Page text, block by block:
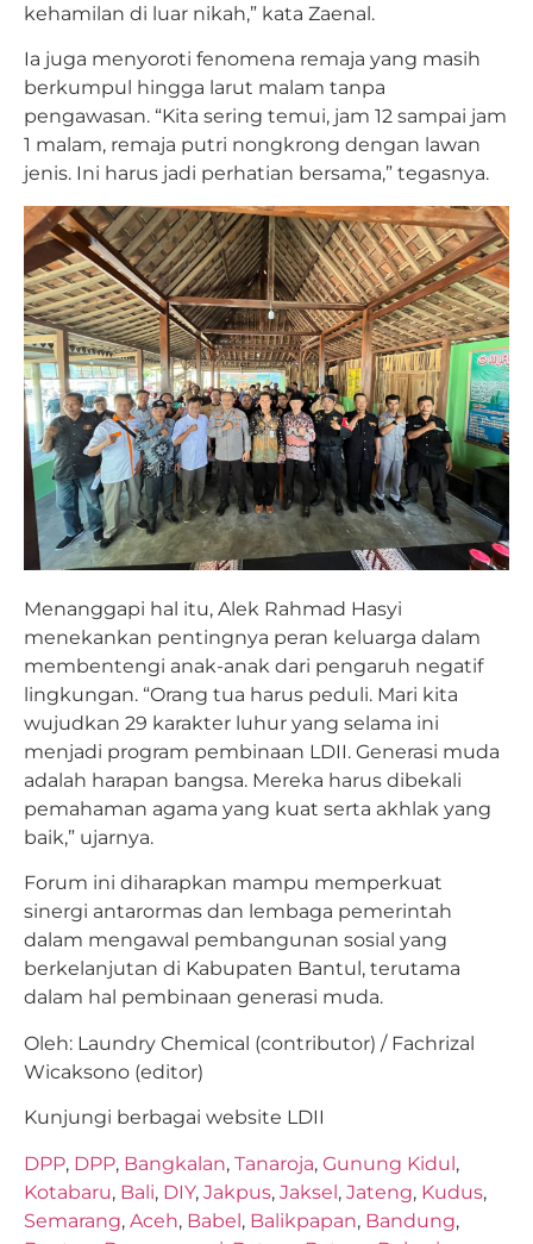
kehamilan di luar nikah,” kata Zaenal.
Ia juga menyoroti fenomena remaja yang masih
berkumpul hingga larut malam tanpa
pengawasan. “Kita sering temui, jam 12 sampai jam
1 malam, remaja putri nongkrong dengan lawan
jenis. Ini harus jadi perhatian bersama,” tegasnya.
Menanggapi hal itu, Alek Rahmad Hasyi
menekankan pentingnya peran keluarga dalam
membentengi anak-anak dari pengaruh negatif
lingkungan. “Orang tua harus peduli. Mari kita
wujudkan 29 karakter luhur yang selama ini
menjadi program pembinaan LDII. Generasi muda
adalah harapan bangsa. Mereka harus dibekali
pemahaman agama yang kuat serta akhlak yang
baik,” ujarnya.
Forum ini diharapkan mampu memperkuat
sinergi antarormas dan lembaga pemerintah
dalam mengawal pembangunan sosial yang
berkelanjutan di Kabupaten Bantul, terutama
dalam hal pembinaan generasi muda.
Oleh: Laundry Chemical (contributor) / Fachrizal
Wicaksono (editor)
Kunjungi berbagai website LDII
DPP, DPP, Bangkalan, Tanaroja, Gunung Kidul,
Kotabaru, Bali, DIY, Jakpus, Jaksel, Jateng, Kudus,
Semarang, Aceh, Babel, Balikpapan, Bandung,